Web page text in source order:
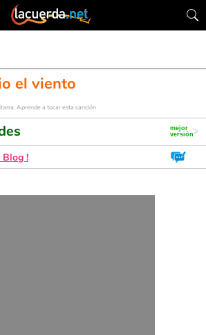
el viento
Aprende a tocar esta canción
Blog !